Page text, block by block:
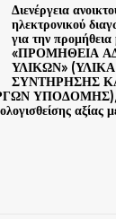
Διενέργεια
ηλεκτρονικού
για την προμήθεια
«ΠΡΟΜΗΘΕΙΑ
ΥΛΙΚΩΝ» (ΥΛΙΚΑ
ΣΥΝΤΗΡΗΣΗΣ